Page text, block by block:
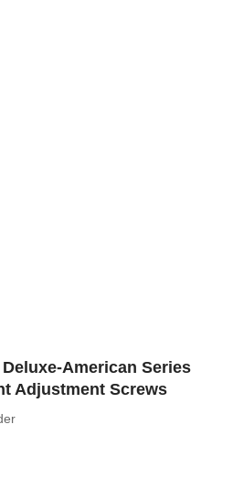
American Series
Adjustment Screws